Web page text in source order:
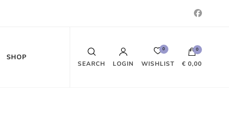
SHOP
SEARCH LOGIN
0
WISHLIST
0
€ 0,00